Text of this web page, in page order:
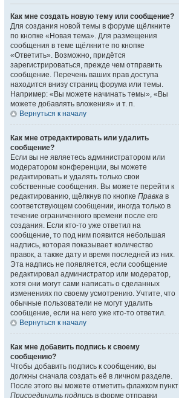
Как мне создать новую тему или сообщение?
Для создания новой темы в форуме щёлкните
по кнопке «Новая тема». Для размещения
сообщения в теме щёлкните по кнопке
«Ответить». Возможно, придётся
зарегистрироваться, прежде чем отправить
сообщение. Перечень ваших прав доступа
находится внизу страниц форума или темы.
Например: «Вы можете начинать темы», «Вы
можете добавлять вложения» и т. п.
Вернуться к началу
Как мне отредактировать или удалить
сообщение?
Если вы не являетесь администратором или
модератором конференции, вы можете
редактировать и удалять только свои
собственные сообщения. Вы можете перейти к
редактированию, щёлкнув по кнопке Правка в
соответствующем сообщении, иногда только в
течение ограниченного времени после его
создания. Если кто-то уже ответил на
сообщение, то под ним появится небольшая
надпись, которая показывает количество
правок, а также дату и время последней из них.
Эта надпись не появляется, если сообщение
редактировал администратор или модератор,
хотя они могут сами написать о сделанных
изменениях по своему усмотрению. Учтите, что
обычные пользователи не могут удалить
сообщение, если на него уже кто-то ответил.
Вернуться к началу
Как мне добавить подпись к своему
сообщению?
Чтобы добавить подпись к сообщению, вы
должны сначала создать её в личном разделе.
После этого вы можете отметить флажком пункт
Присоединить подпись в форме отправки